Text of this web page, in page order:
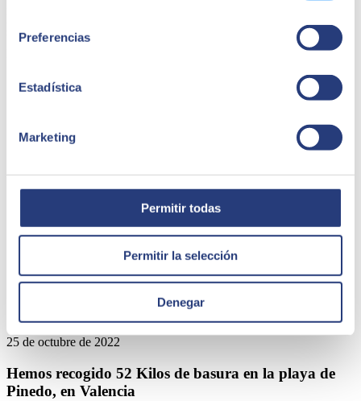
Preferencias
Estadística
Marketing
Permitir todas
Permitir la selección
Denegar
presencia directa en 45 países de Europa, América Latina, Estados
Unidos, Oriente Medio, África y Asia. La consultora es partner de
Quizá te puede interesar
25 de octubre de 2022
Hemos recogido 52 Kilos de basura en la playa de
Pinedo, en Valencia